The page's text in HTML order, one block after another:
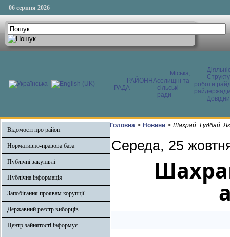
06 серпня 2026
РАЙОННА
РАДА
Міська,
селищні та
сільські
ради
роботи
Відомості про район
Нормативно-правова база
Публічні закупівлі
Публічна інформація
Запобігання проявам корупції
Державний реєстр виборців
Центр зайнятості інформує
Головна > Новини > Шахрай_Гудбай:
Середа, 25